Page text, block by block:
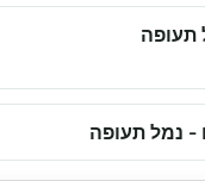
תעופה
- נמל תעופה